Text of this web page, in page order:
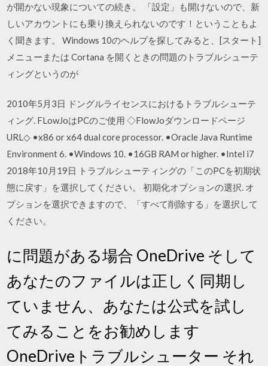
が開かない現象についての続き。 「設定」も開けないので、新
しいアカウントにも乗り換えられないのです！ということもよ
く聞きます。 Windows 10のヘルプを探してみると、[スタート]
メニューまたは Cortana を開くときの問題のトラブルシューテ
ィングというのが
2010年5月3日 ドングルライセンスにおけるトラブルシューテ
ィング. FLowJoはPCのご使用 ◇FlowJoダウンロードページ
URL◇ •x86 or x64 dual core processor. •Oracle Java Runtime
Environment 6. •Windows 10. •16GB RAM or higher. •Intel i7
2018年10月19日 トラブルシューティングの「このPCを初期状
態に戻す」を選択してください。 初期化オプションの選択. オ
プションを選択できますので、「すべて削除する」を選択して
ください。
に問題がある場合 OneDrive そして
あなたのファイルは正しく同期し
ていません、あなたは公式を試し
てみることをお勧めします
OneDriveトラブルシューター それ